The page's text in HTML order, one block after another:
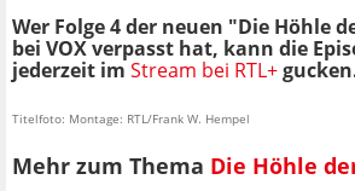
Wer Folge 4 der neuen "Die Höhle
bei VOX verpasst hat, kann die
jederzeit im Stream bei RTL+
Titelfoto: Montage: RTL/Frank W. Hempel
Mehr zum Thema Die Höhle